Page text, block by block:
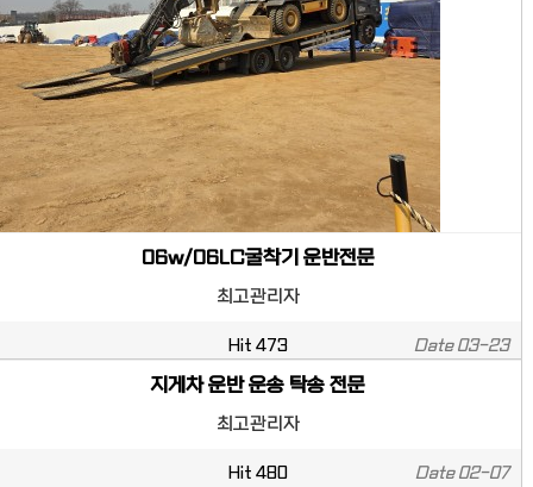
06w/06LC굴착기 운반전문
최고관리자
Hit 473 Date03-23
지게차 운반 운송 탁송 전문
최고관리자
Hit 480 Date02-07